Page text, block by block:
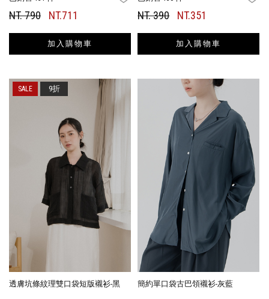
NT. 790 NT.711
加入購物車
NT. 390 NT.351
加入購物車
透膚坑條紋理雙口袋短版襯衫-黑
9折
簡約單口袋古巴領襯衫-灰藍